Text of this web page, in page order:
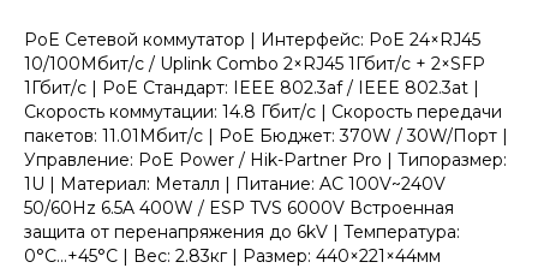
PoE Сетевой коммутатор | Интерфейс: PoE 24×RJ45
10/100Мбит/с / Uplink Combo 2×RJ45 1Гбит/с + 2×SFP
1Гбит/с | PoE Стандарт: IEEE 802.3af / IEEE 802.3at |
Скорость коммутации: 14.8 Гбит/с | Скорость передачи
пакетов: 11.01Мбит/с | PoE Бюджет: 370W / 30W/Порт |
Управление: PoE Power / Hik-Partner Pro | Типоразмер:
1U | Материал: Металл | Питание: AC 100V~240V
50/60Hz 6.5A 400W / ESP TVS 6000V Встроенная
защита от перенапряжения до 6kV | Температура:
0°C...+45°C | Вес: 2.83кг | Размер: 440×221×44мм